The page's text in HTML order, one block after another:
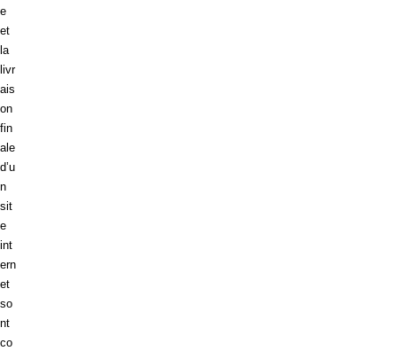
e
et
la
livr
ais
on
fin
ale
d’u
n
sit
e
int
ern
et
so
nt
co